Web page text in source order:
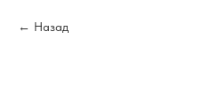
Назад